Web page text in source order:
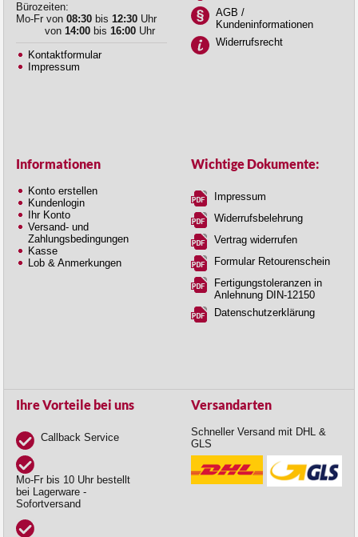
Bürozeiten:
Mo-Fr von 08:30 bis 12:30 Uhr
von 14:00 bis 16:00 Uhr
Kontaktformular
Impressum
AGB /
Kundeninformationen
Widerrufsrecht
Informationen
Konto erstellen
Kundenlogin
Ihr Konto
Versand- und
Zahlungsbedingungen
Kasse
Lob & Anmerkungen
Wichtige Dokumente:
Impressum
Widerrufsbelehrung
Vertrag widerrufen
Formular Retourenschein
Fertigungstoleranzen in
Anlehnung DIN-12150
Datenschutzerklärung
Ihre Vorteile bei uns
Callback Service
Mo-Fr bis 10 Uhr bestellt
bei Lagerware -
Sofortversand
Versandarten
Schneller Versand mit DHL &
GLS